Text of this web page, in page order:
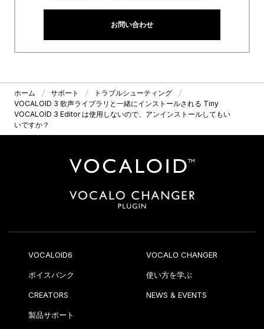
お問い合わせ
ホーム サポート
トラブルシューティング
VOCALOID 3 歌声ライブラリと一緒にインストールされる Tiny
VOCALOID 3 Editor は使用しないので、アンインストールしてもい
いですか？
VOCALOID6 VOCALO CHANGER
ボイスバンク 使い方を学ぶ
CREATORS NEWS & EVENTS
製品サポート